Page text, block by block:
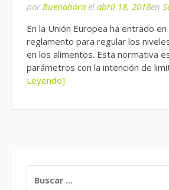
por Buenahora el abril 18, 2018en
En la Unión Europea ha entrado
reglamento para regular los
en los alimentos. Esta normativa
parámetros con la intención de
Leyendo]